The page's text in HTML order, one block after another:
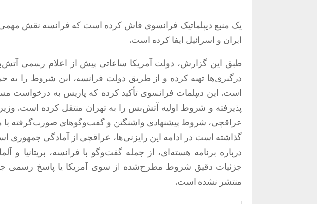
یک منبع دیپلماتیک فرانسوی فاش کرده است که فرانسه نقش
ایران و اسرائیل ایفا کرده است.
طبق این گزارش، دولت آمریکا ساعاتی پیش از اعلام رسمی
درگیری‌ها تهیه کرده و از طریق دولت فرانسه، این شروط را به
است. این دیپلمات فرانسوی تأکید کرده که پاریس به درخواست
پذیرفته و شروط اولیه آتش‌بس را به تهران منتقل کرده است.
عراقچی، شروط پیشنهادی واشنگتن و گفت‌وگوهای صورت‌گرفته با
گذاشته است در ادامه این رایزنی‌ها، عراقچی از آمادگی جمهوری
درباره برنامه هسته‌ای، از جمله گفت‌وگو با فرانسه، بریتانیا و
جزئیات دقیق شروط مطرح‌شده از سوی آمریکا یا پاسخ رسمی
منتشر نشده است.